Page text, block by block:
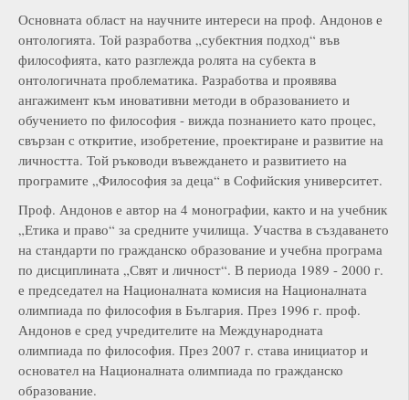
Основната област на научните интереси на проф. Андонов е
онтологията. Той разработва „субектния подход“ във
философията, като разглежда ролята на субекта в
онтологичната проблематика. Разработва и проявява
ангажимент към иновативни методи в образованието и
обучението по философия - вижда познанието като процес,
свързан с откритие, изобретение, проектиране и развитие на
личността. Той ръководи въвеждането и развитието на
програмите „Философия за деца“ в Софийския университет.
Проф. Андонов е автор на 4 монографии, както и на учебник
„Етика и право“ за средните училища. Участва в създаването
на стандарти по гражданско образование и учебна програма
по дисциплината „Свят и личност“. В периода 1989 - 2000 г.
е председател на Националната комисия на Националната
олимпиада по философия в България. През 1996 г. проф.
Андонов е сред учредителите на Международната
олимпиада по философия. През 2007 г. става инициатор и
основател на Националната олимпиада по гражданско
образование.